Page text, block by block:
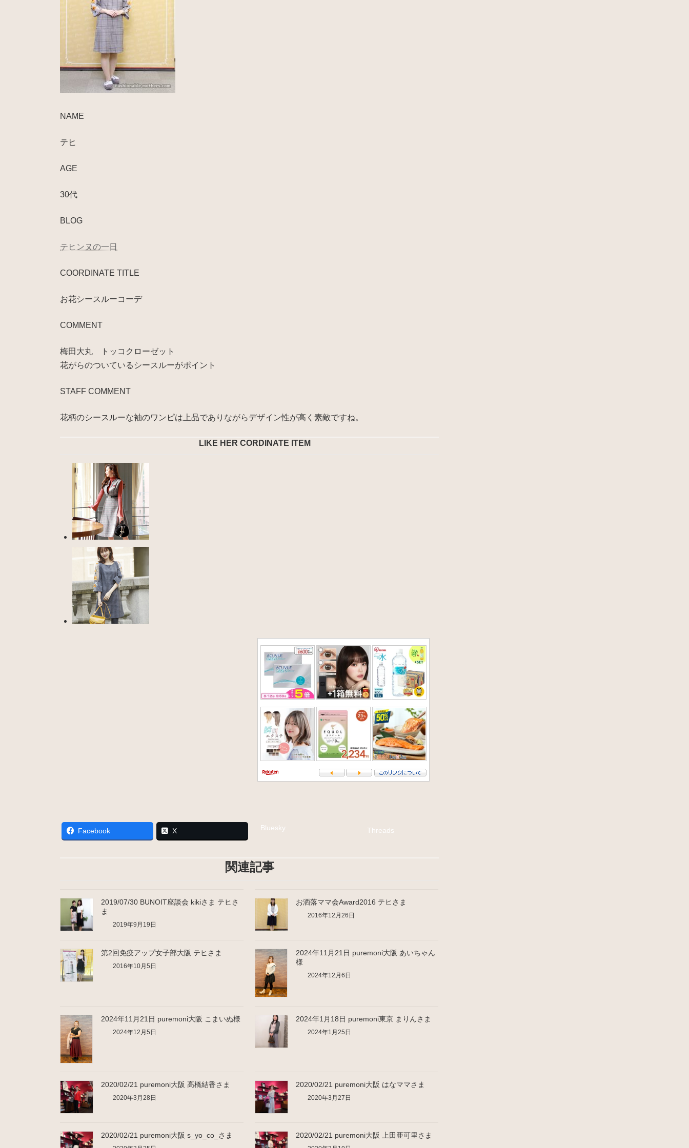
NAME
テヒ
AGE
30代
BLOG
テヒンヌの一日
COORDINATE TITLE
お花シースルーコーデ
COMMENT
梅田大丸 トッコクローゼット
花がらのついているシースルーがポイント
STAFF COMMENT
花柄のシースルーな袖のワンピは上品でありながらデザイン性が高く素敵ですね。
LIKE HER CORDINATE ITEM
Facebook X Bluesky Threads
関連記事
2019/07/30 BUNOIT座談会 kikiさま テヒさ
ま
2019年9月19日
お洒落ママ会Award2016 テヒさま
2016年12月26日
第2回免疫アップ女子部大阪 テヒさま
2016年10月5日
2024年11月21日 puremoni大阪 あいちゃん
様
2024年12月6日
2024年11月21日 puremoni大阪 こまいぬ様
2024年12月5日
2024年1月18日 puremoni東京 まりんさま
2024年1月25日
2020/02/21 puremoni大阪 高橋結香さま
2020年3月28日
2020/02/21 puremoni大阪 はなママさま
2020年3月27日
2020/02/21 puremoni大阪 s_yo_co_さま 2020/02/21 puremoni大阪 上田亜可里さま